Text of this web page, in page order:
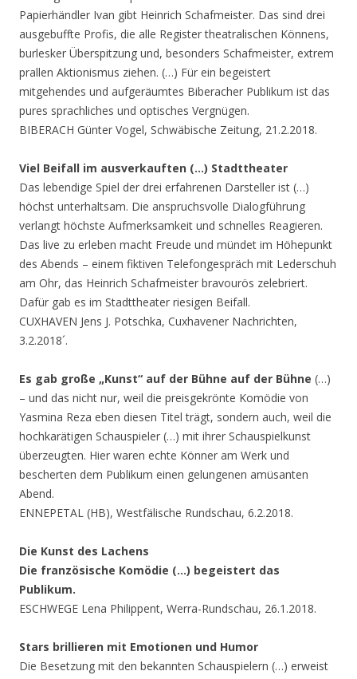
Papierhändler Ivan gibt Heinrich Schafmeister. Das sind drei
ausgebuffte Profis, die alle Register theatralischen Könnens,
burlesker Überspitzung und, besonders Schafmeister, extrem
prallen Aktionismus ziehen. (…) Für ein begeistert
mitgehendes und aufgeräumtes Biberacher Publikum ist das
pures sprachliches und optisches Vergnügen.
BIBERACH Günter Vogel, Schwäbische Zeitung, 21.2.2018.
Viel Beifall im ausverkauften (…) Stadttheater
Das lebendige Spiel der drei erfahrenen Darsteller ist (…)
höchst unterhaltsam. Die anspruchsvolle Dialogführung
verlangt höchste Aufmerksamkeit und schnelles Reagieren.
Das live zu erleben macht Freude und mündet im Höhepunkt
des Abends – einem fiktiven Telefongespräch mit Lederschuh
am Ohr, das Heinrich Schafmeister bravourös zelebriert.
Dafür gab es im Stadttheater riesigen Beifall.
CUXHAVEN Jens J. Potschka, Cuxhavener Nachrichten,
3.2.2018´.
Es gab große „Kunst“ auf der Bühne auf der Bühne (…)
– und das nicht nur, weil die preisgekrönte Komödie von
Yasmina Reza eben diesen Titel trägt, sondern auch, weil die
hochkarätigen Schauspieler (…) mit ihrer Schauspielkunst
überzeugten. Hier waren echte Könner am Werk und
bescherten dem Publikum einen gelungenen amüsanten
Abend.
ENNEPETAL (HB), Westfälische Rundschau, 6.2.2018.
Die Kunst des Lachens
Die französische Komödie (…) begeistert das
Publikum.
ESCHWEGE Lena Philippent, Werra-Rundschau, 26.1.2018.
Stars brillieren mit Emotionen und Humor
Die Besetzung mit den bekannten Schauspielern (…) erweist